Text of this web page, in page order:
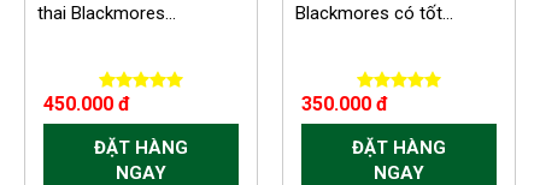
thai Blackmores...
450.000 đ
ĐẶT HÀNG
NGAY
Blackmores có tốt...
350.000 đ
ĐẶT HÀNG
NGAY